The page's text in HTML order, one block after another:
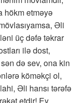
hökm etməyə
Əli
üç dəfə təkrar
ilə dost,
də sev, ona kin
köməkçi ol,
Əli hansı tərəfə
etdir! Ey